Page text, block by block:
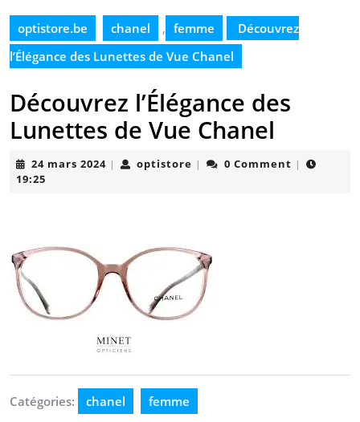
optistore.be chanel , femme
Découvrez
l’Élégance des Lunettes de Vue Chanel
Découvrez l’Élégance des
Lunettes de Vue Chanel
24 mars 202424| optistore optistore
| 0 Comment |
19:25
Catégories: chanel femme